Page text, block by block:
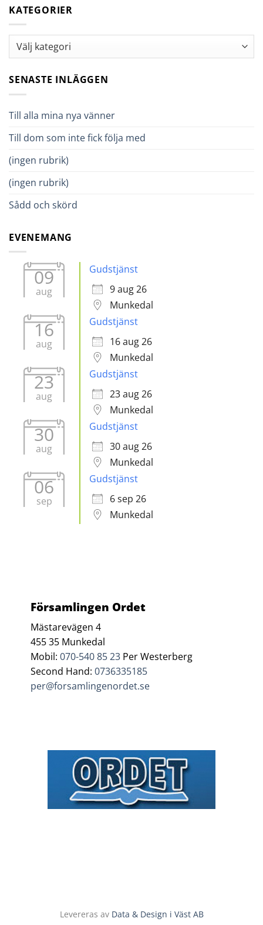
KATEGORIER
Kategorier
SENASTE INLÄGGEN
Till alla mina nya vänner
Till dom som inte fick följa med
(ingen rubrik)
(ingen rubrik)
Sådd och skörd
EVENEMANG
09
aug
Gudstjänst
9 aug 26
Munkedal
16
aug
Gudstjänst
16 aug 26
Munkedal
23
aug
Gudstjänst
23 aug 26
Munkedal
30
aug
Gudstjänst
30 aug 26
Munkedal
06
sep
Gudstjänst
6 sep 26
Munkedal
Församlingen Ordet
Mästarevägen 4
455 35 Munkedal
Mobil:070-540 85 23 Per Westerberg
Second Hand:0736335185
per@forsamlingenordet.se
Levereras av Data & Design i Väst AB